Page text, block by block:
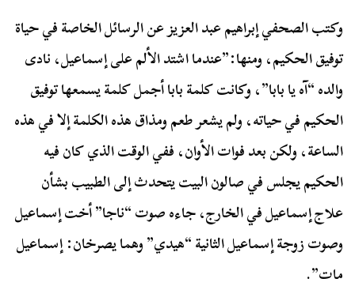
وكتب الصحفي إبراهيم عبد العزيز عن الرسائل الخاصة في حياة
توفيق الحكيم، ومنها:”عندما اشتد الألم على إسماعيل، نادى
والده “آه يا بابا”، وكانت كلمة بابا أجمل كلمة يسمعها توفيق
الحكيم في حياته، ولم يشعر طعم ومذاق هذه الكلمة إلا في هذه
الساعة، ولكن بعد فوات الأوان، ففي الوقت الذي كان فيه
الحكيم يجلس في صالون البيت يتحدث إلى الطبيب بشأن
علاج إسماعيل في الخارج، جاءه صوت “ناجا” أخت إسماعيل
وصوت زوجة إسماعيل الثانية “هيدي” وهما يصرخان: إسماعيل
مات”.